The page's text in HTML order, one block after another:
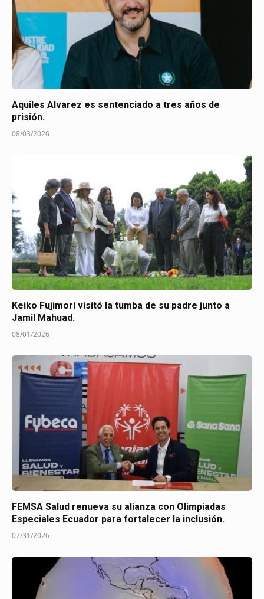
Aquiles Alvarez es sentenciado a tres años de
prisión.
08/03/2026
Keiko Fujimori visitó la tumba de su padre junto a
Jamil Mahuad.
08/01/2026
FEMSA Salud renueva su alianza con Olimpiadas
Especiales Ecuador para fortalecer la inclusión.
07/31/2026